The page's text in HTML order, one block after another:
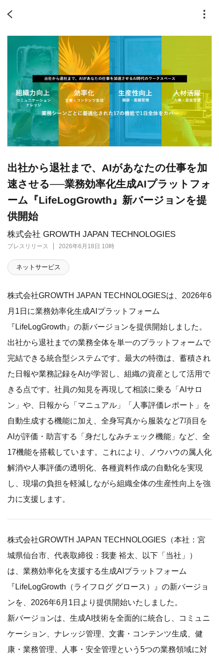
株式会社 GROWTH JAPAN TECHNOLOGIES
プレスリリース 2026年6月18日 10時
出社から退社まで、AIがあなたの仕事を加
速させる──業務効率化生成AIプラットフォ
ーム『LifeLogGrowth』新バージョンを提
供開始
ネットサービス
株式会社GROWTH JAPAN TECHNOLOGIESは、2026年6
月1日に業務効率化生成AIプラットフォーム
『LifeLogGrowth』の新バージョンを提供開始しました。
出社から退社までの業務全体を単一のプラットフォームで
完結できる統合型システムです。最大の特徴は、蓄積され
た日報や業務記録をAIが学習し、組織の資産として活用で
きる点です。社員の知見を再現して相談に乗る「AIサロ
ン」や、日報から「マニュアル」「人事評価レポート」を
自動生成する機能に加え、全身写真から服装など7項目を
AIが評価・助言する「身だしなみチェック機能」など、全
17機能を搭載しています。これにより、ノウハウの属人化
解消や人事評価の透明化、各種資料作成の自動化を実現
し、現場の負担を軽減しながら組織全体の生産性向上を強
力に支援します。
株式会社GROWTH JAPAN TECHNOLOGIES（本社：宮
城県仙台市、代表取締役：我妻 裕太、以下「当社」）
は、業務効率化を支援する生成AIプラットフォーム
『LifeLogGrowth（ライフログ グロース）』の新バージョ
ンを、2026年6月1日より提供開始いたしました。
新バージョンは、生成AI技術を全面的に統合し、コミュニ
ケーション、ナレッジ管理、文書・コンテンツ生成、健
康・業務管理、人事・安全管理という5つの業務領域に対